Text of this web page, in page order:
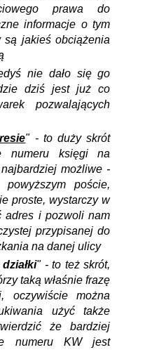
prawa do
informacje o tym
są jakieś obciążenia
nie dało się go
dziś jest już co
pozwalających
" - to duży skrót
numeru księgi na
możliwe -
poście,
proste, wystarczy w
adres i pozwoli nam
przypisanej do
na danej ulicy
" - to też skrót,
taką właśnie frazę
oczywiście można
użyć także
że bardziej
numeru KW jest